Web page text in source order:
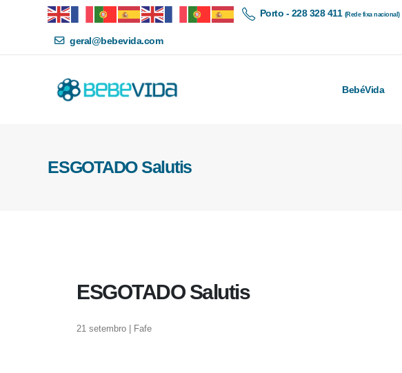
Porto - 228 328 411 (Rede fixa nacional)
geral@bebevida.com
BebéVida
ESGOTADO Salutis
ESGOTADO Salutis
21 setembro | Fafe